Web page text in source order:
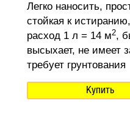
Легко наносить,
стойкая к
расход 1 л = 14 м2,
высыхает, не имеет
требует грунтования
Купить